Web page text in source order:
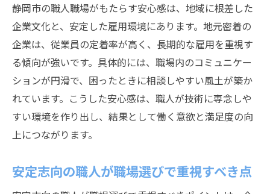
静岡市の職人職場がもたらす安心感は、地域に根差した
企業文化と、安定した雇用環境にあります。地元密着の
企業は、従業員の定着率が高く、長期的な雇用を重視す
る傾向が強いです。具体的には、職場内のコミュニケー
ションが円滑で、困ったときに相談しやすい風土が築か
れています。こうした安心感は、職人が技術に専念しや
すい環境を作り出し、結果として働く意欲と満足度の向
上につながります。
安定志向の職人が職場選びで重視すべき点